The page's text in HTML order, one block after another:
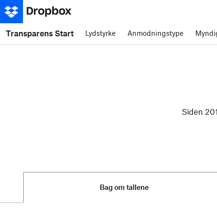
Transparens Start Lydstyrke Anmodningstype
Siden
Bag om tallene